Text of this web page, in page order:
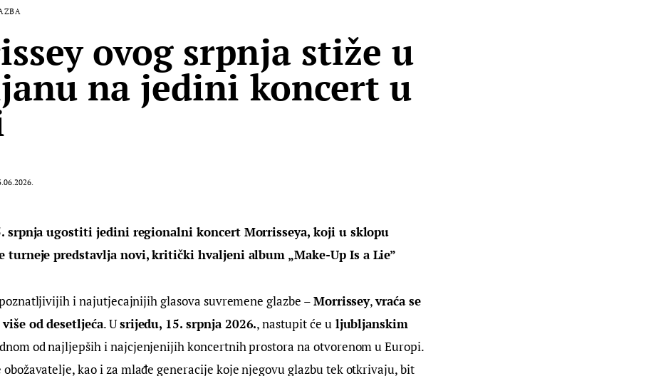
ovog srpnja stiže u
na jedini koncert u
srpnja ugostiti jedini regionalni koncert Morrisseya, koji u sklopu
turneje predstavlja novi, kritički hvaljeni album „Make-Up Is a Lie”
i najutjecajnijih glasova suvremene glazbe – Morrissey, vraća se
od desetljeća. U srijedu, 15. srpnja 2026., nastupit će u ljubljanskim
od najljepših i najcjenjenijih koncertnih prostora na otvorenom u Europi.
obožavatelje, kao i za mlađe generacije koje njegovu glazbu tek otkrivaju, bit